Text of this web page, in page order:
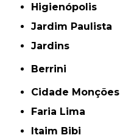
Higienópolis
Jardim Paulista
Jardins
Berrini
Cidade Monções
Faria Lima
Itaim Bibi